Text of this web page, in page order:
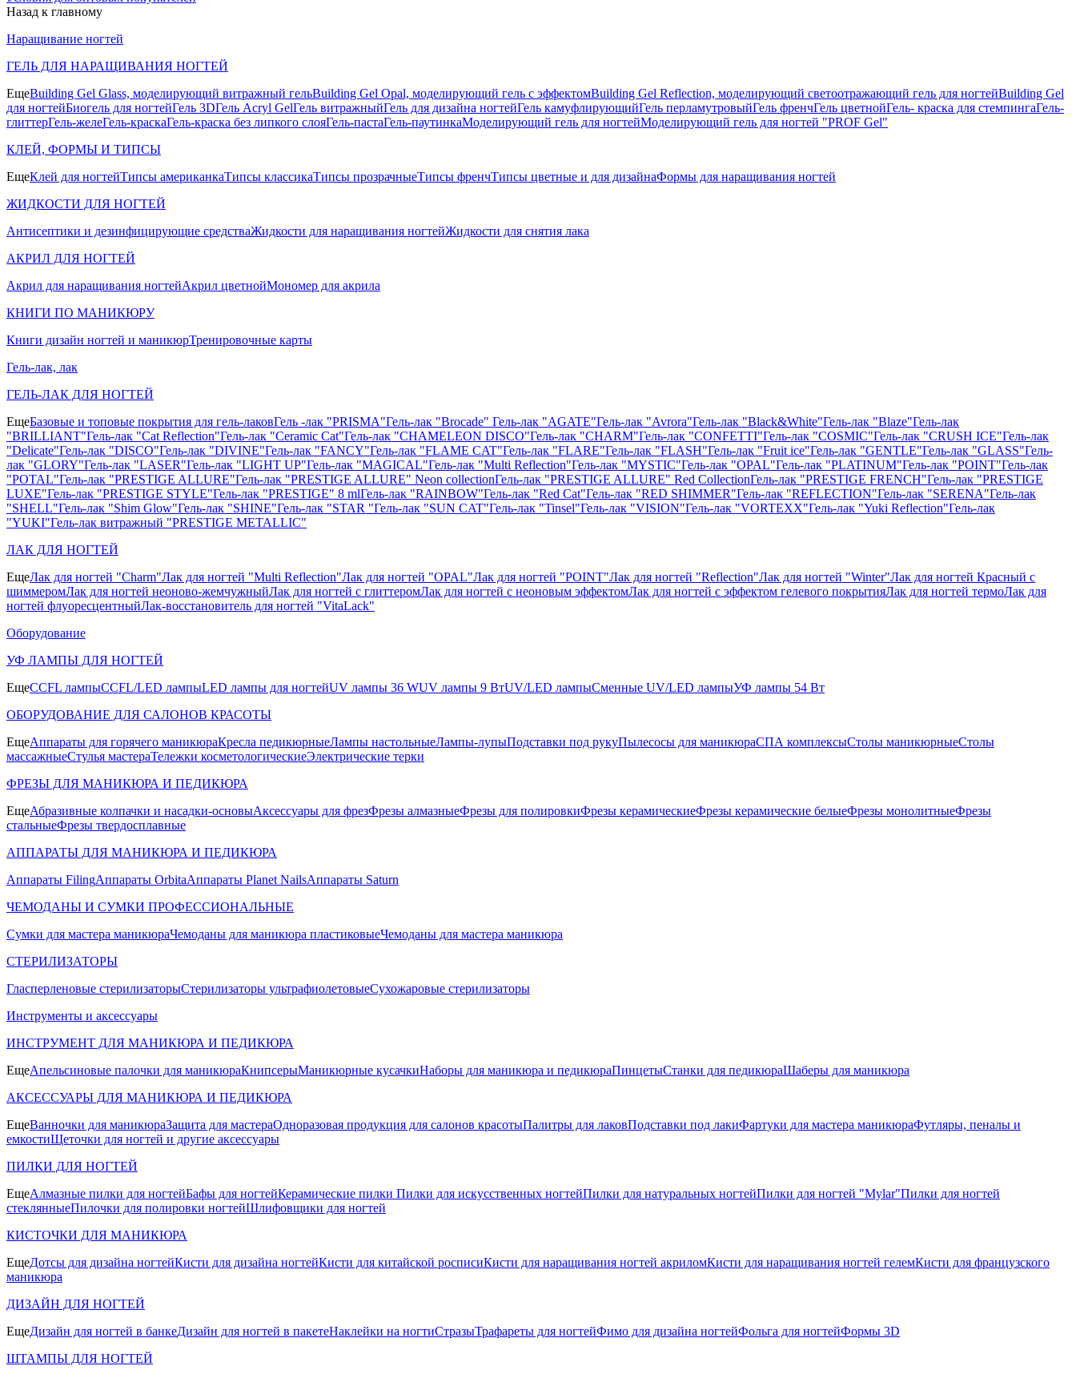
Назад к главному
Наращивание ногтей
ГЕЛЬ ДЛЯ НАРАЩИВАНИЯ НОГТЕЙ
ЕщеBuilding Gel Glass, моделирующий витражный гельBuilding Gel Opal, моделирующий гель с эффектомBuilding Gel Reflection, моделирующий светоотражающий гель для ногтейBuilding Gel
для ногтейБиогель для ногтейГель 3DГель Acryl GelГель витражныйГель для дизайна ногтейГель камуфлирующийГель перламутровыйГель френчГель цветнойГель- краска для стемпингаГель-
глиттерГель-желеГель-краскаГель-краска без липкого слояГель-пастаГель-паутинкаМоделирующий гель для ногтейМоделирующий гель для ногтей "PROF Gel"
КЛЕЙ, ФОРМЫ И ТИПСЫ
ЕщеКлей для ногтейТипсы американкаТипсы классикаТипсы прозрачныеТипсы френчТипсы цветные и для дизайнаФормы для наращивания ногтей
ЖИДКОСТИ ДЛЯ НОГТЕЙ
Антисептики и дезинфицирующие средстваЖидкости для наращивания ногтейЖидкости для снятия лака
АКРИЛ ДЛЯ НОГТЕЙ
Акрил для наращивания ногтейАкрил цветнойМономер для акрила
КНИГИ ПО МАНИКЮРУ
Книги дизайн ногтей и маникюрТренировочные карты
Гель-лак, лак
ГЕЛЬ-ЛАК ДЛЯ НОГТЕЙ
ЕщеБазовые и топовые покрытия для гель-лаковГель -лак "PRISMA"Гель-лак "Brocade" Гель-лак "AGATE"Гель-лак "Avrora"Гель-лак "Black&White"Гель-лак "Blaze"Гель-лак
"BRILLIANT"Гель-лак "Cat Reflection"Гель-лак "Ceramic Cat"Гель-лак "CHAMELEON DISCO"Гель-лак "CHARM"Гель-лак "CONFETTI"Гель-лак "COSMIC"Гель-лак "CRUSH ICE"Гель-лак
"Delicate"Гель-лак "DISCO"Гель-лак "DIVINE"Гель-лак "FANCY"Гель-лак "FLAME CAT"Гель-лак "FLARE"Гель-лак "FLASH"Гель-лак "Fruit ice"Гель-лак "GENTLE"Гель-лак "GLASS"Гель-
лак "GLORY"Гель-лак "LASER"Гель-лак "LIGHT UP"Гель-лак "MAGICAL"Гель-лак "Multi Reflection"Гель-лак "MYSTIC"Гель-лак "OPAL"Гель-лак "PLATINUM"Гель-лак "POINT"Гель-лак
"POTAL"Гель-лак "PRESTIGE ALLURE"Гель-лак "PRESTIGE ALLURE" Neon collectionГель-лак "PRESTIGE ALLURE" Red CollectionГель-лак "PRESTIGE FRENCH"Гель-лак "PRESTIGE
LUXE"Гель-лак "PRESTIGE STYLE"Гель-лак "PRESTIGE" 8 mlГель-лак "RAINBOW"Гель-лак "Red Cat"Гель-лак "RED SHIMMER"Гель-лак "REFLECTION"Гель-лак "SERENA"Гель-лак
"SHELL"Гель-лак "Shim Glow"Гель-лак "SHINE"Гель-лак "STAR "Гель-лак "SUN CAT"Гель-лак "Tinsel"Гель-лак "VISION"Гель-лак "VORTEXX"Гель-лак "Yuki Reflection"Гель-лак
"YUKI"Гель-лак витражный "PRESTIGE METALLIC"
ЛАК ДЛЯ НОГТЕЙ
ЕщеЛак для ногтей "Charm"Лак для ногтей "Multi Reflection"Лак для ногтей "OPAL"Лак для ногтей "POINT"Лак для ногтей "Reflection"Лак для ногтей "Winter"Лак для ногтей Красный с
шиммеромЛак для ногтей неоново-жемчужныйЛак для ногтей с глиттеромЛак для ногтей с неоновым эффектомЛак для ногтей с эффектом гелевого покрытияЛак для ногтей термоЛак для
ногтей флуоресцентныйЛак-восстановитель для ногтей "VitaLack"
Оборудование
УФ ЛАМПЫ ДЛЯ НОГТЕЙ
ЕщеCCFL лампыCCFL/LED лампыLED лампы для ногтейUV лампы 36 WUV лампы 9 ВтUV/LED лампыСменные UV/LED лампыУФ лампы 54 Вт
ОБОРУДОВАНИЕ ДЛЯ САЛОНОВ КРАСОТЫ
ЕщеАппараты для горячего маникюраКресла педикюрныеЛампы настольныеЛампы-лупыПодставки под рукуПылесосы для маникюраСПА комплексыСтолы маникюрныеСтолы
массажныеСтулья мастераТележки косметологическиеЭлектрические терки
ФРЕЗЫ ДЛЯ МАНИКЮРА И ПЕДИКЮРА
ЕщеАбразивные колпачки и насадки-основыАксессуары для фрезФрезы алмазныеФрезы для полировкиФрезы керамическиеФрезы керамические белыеФрезы монолитныеФрезы
стальныеФрезы твердосплавные
АППАРАТЫ ДЛЯ МАНИКЮРА И ПЕДИКЮРА
Аппараты FilingАппараты OrbitaАппараты Planet NailsАппараты Saturn
ЧЕМОДАНЫ И СУМКИ ПРОФЕССИОНАЛЬНЫЕ
Сумки для мастера маникюраЧемоданы для маникюра пластиковыеЧемоданы для мастера маникюра
СТЕРИЛИЗАТОРЫ
Гласперленовые стерилизаторыСтерилизаторы ультрафиолетовыеСухожаровые стерилизаторы
Инструменты и аксессуары
ИНСТРУМЕНТ ДЛЯ МАНИКЮРА И ПЕДИКЮРА
ЕщеАпельсиновые палочки для маникюраКнипсерыМаникюрные кусачкиНаборы для маникюра и педикюраПинцетыСтанки для педикюраШаберы для маникюра
АКСЕССУАРЫ ДЛЯ МАНИКЮРА И ПЕДИКЮРА
ЕщеВанночки для маникюраЗащита для мастераОдноразовая продукция для салонов красотыПалитры для лаковПодставки под лакиФартуки для мастера маникюраФутляры, пеналы и
емкостиЩеточки для ногтей и другие аксессуары
ПИЛКИ ДЛЯ НОГТЕЙ
ЕщеАлмазные пилки для ногтейБафы для ногтейКерамические пилки Пилки для искусственных ногтейПилки для натуральных ногтейПилки для ногтей "Mylar"Пилки для ногтей
стеклянныеПилочки для полировки ногтейШлифовщики для ногтей
КИСТОЧКИ ДЛЯ МАНИКЮРА
ЕщеДотсы для дизайна ногтейКисти для дизайна ногтейКисти для китайской росписиКисти для наращивания ногтей акриломКисти для наращивания ногтей гелемКисти для французского
маникюра
ДИЗАЙН ДЛЯ НОГТЕЙ
ЕщеДизайн для ногтей в банкеДизайн для ногтей в пакетеНаклейки на ногтиСтразыТрафареты для ногтейФимо для дизайна ногтейФольга для ногтейФормы 3D
ШТАМПЫ ДЛЯ НОГТЕЙ